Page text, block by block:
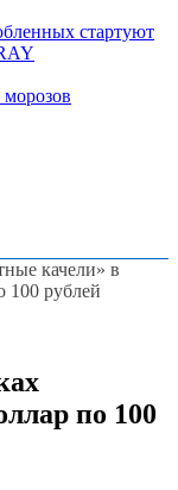
стартуют
качели» в
100 рублей
по 100